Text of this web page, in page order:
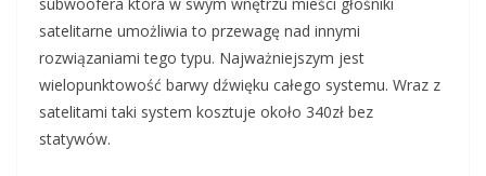
satelitarne umożliwia to przewagę nad innymi
rozwiązaniami tego typu. Najważniejszym jest
wielopunktowość barwy dźwięku całego systemu. Wraz z
satelitami taki system kosztuje około 340zł bez
statywów.